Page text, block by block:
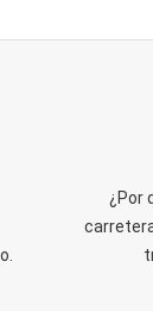
¿Por